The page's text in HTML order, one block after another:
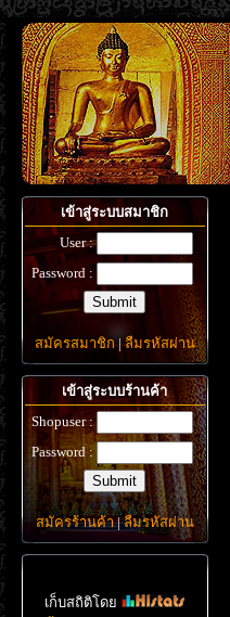
เข้าสู่ระบบสมาชิก
User :
Password :
สมัครสมาชิก|ลืมรหัสผ่าน
เข้าสู่ระบบร้านค้า
Shopuser :
Password :
สมัครร้านค้า|ลืมรหัสผ่าน
เก็บสถิติโดย